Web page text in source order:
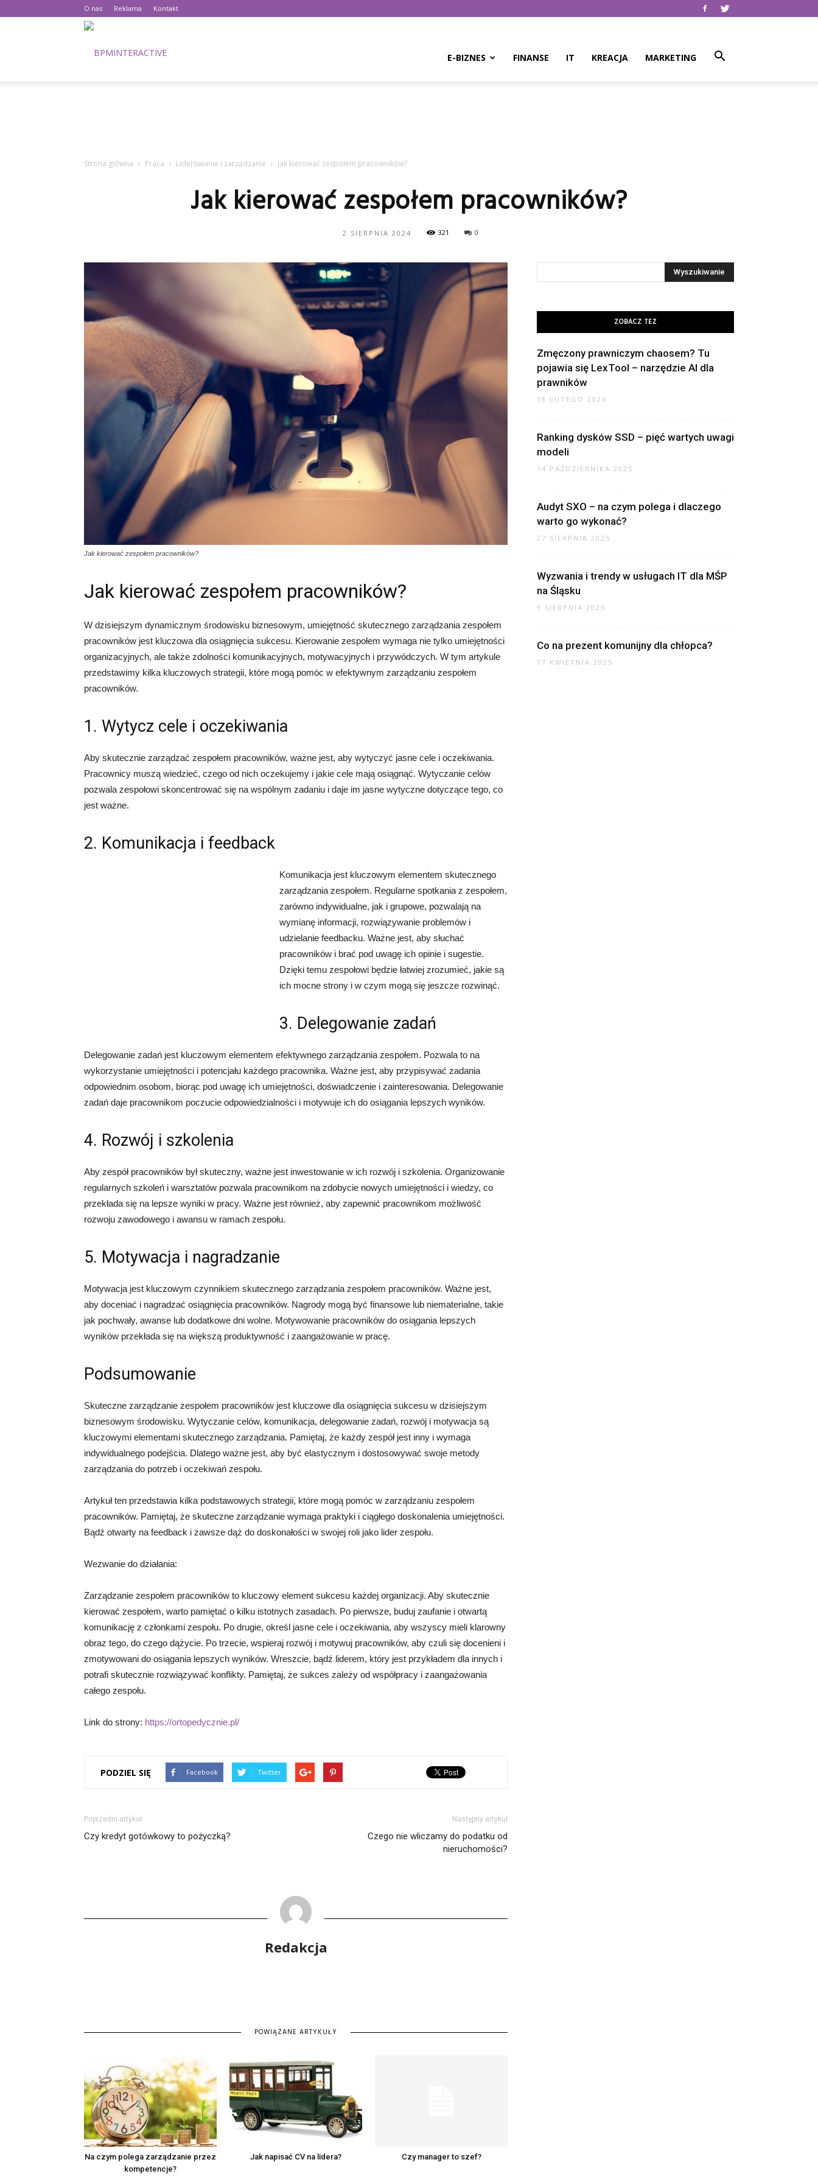
O nas Reklama Kontakt
BPMinteractive.pl
E-BIZNES FINANSE IT KREACJA MARKETING
Strona główna Praca Liderowanie i zarządzanie Jak kierować zespołem pracowników?
Jak kierować zespołem pracowników?
2 SIERPNIA 2024 321 0
Jak kierować zespołem pracowników?
Jak kierować zespołem pracowników?
W dzisiejszym dynamicznym środowisku biznesowym, umiejętność skutecznego zarządzania zespołem
pracowników jest kluczowa dla osiągnięcia sukcesu. Kierowanie zespołem wymaga nie tylko umiejętności
organizacyjnych, ale także zdolności komunikacyjnych, motywacyjnych i przywódczych. W tym artykule
przedstawimy kilka kluczowych strategii, które mogą pomóc w efektywnym zarządzaniu zespołem
pracowników.
1. Wytycz cele i oczekiwania
Aby skutecznie zarządzać zespołem pracowników, ważne jest, aby wytyczyć jasne cele i oczekiwania.
Pracownicy muszą wiedzieć, czego od nich oczekujemy i jakie cele mają osiągnąć. Wytyczanie celów
pozwala zespołowi skoncentrować się na wspólnym zadaniu i daje im jasne wytyczne dotyczące tego, co
jest ważne.
2. Komunikacja i feedback
Komunikacja jest kluczowym elementem skutecznego
zarządzania zespołem. Regularne spotkania z zespołem,
zarówno indywidualne, jak i grupowe, pozwalają na
wymianę informacji, rozwiązywanie problemów i
udzielanie feedbacku. Ważne jest, aby słuchać
pracowników i brać pod uwagę ich opinie i sugestie.
Dzięki temu zespołowi będzie łatwiej zrozumieć, jakie są
ich mocne strony i w czym mogą się jeszcze rozwinąć.
3. Delegowanie zadań
Delegowanie zadań jest kluczowym elementem efektywnego zarządzania zespołem. Pozwala to na
wykorzystanie umiejętności i potencjału każdego pracownika. Ważne jest, aby przypisywać zadania
odpowiednim osobom, biorąc pod uwagę ich umiejętności, doświadczenie i zainteresowania. Delegowanie
zadań daje pracownikom poczucie odpowiedzialności i motywuje ich do osiągania lepszych wyników.
4. Rozwój i szkolenia
Aby zespół pracowników był skuteczny, ważne jest inwestowanie w ich rozwój i szkolenia. Organizowanie
regularnych szkoleń i warsztatów pozwala pracownikom na zdobycie nowych umiejętności i wiedzy, co
przekłada się na lepsze wyniki w pracy. Ważne jest również, aby zapewnić pracownikom możliwość
rozwoju zawodowego i awansu w ramach zespołu.
5. Motywacja i nagradzanie
Motywacja jest kluczowym czynnikiem skutecznego zarządzania zespołem pracowników. Ważne jest,
aby doceniać i nagradzać osiągnięcia pracowników. Nagrody mogą być finansowe lub niematerialne, takie
jak pochwały, awanse lub dodatkowe dni wolne. Motywowanie pracowników do osiągania lepszych
wyników przekłada się na większą produktywność i zaangażowanie w pracę.
Podsumowanie
Skuteczne zarządzanie zespołem pracowników jest kluczowe dla osiągnięcia sukcesu w dzisiejszym
biznesowym środowisku. Wytyczanie celów, komunikacja, delegowanie zadań, rozwój i motywacja są
kluczowymi elementami skutecznego zarządzania. Pamiętaj, że każdy zespół jest inny i wymaga
indywidualnego podejścia. Dlatego ważne jest, aby być elastycznym i dostosowywać swoje metody
zarządzania do potrzeb i oczekiwań zespołu.
Artykuł ten przedstawia kilka podstawowych strategii, które mogą pomóc w zarządzaniu zespołem
pracowników. Pamiętaj, że skuteczne zarządzanie wymaga praktyki i ciągłego doskonalenia umiejętności.
Bądź otwarty na feedback i zawsze dąż do doskonałości w swojej roli jako lider zespołu.
Wezwanie do działania:
Zarządzanie zespołem pracowników to kluczowy element sukcesu każdej organizacji. Aby skutecznie
kierować zespołem, warto pamiętać o kilku istotnych zasadach. Po pierwsze, buduj zaufanie i otwartą
komunikację z członkami zespołu. Po drugie, określ jasne cele i oczekiwania, aby wszyscy mieli klarowny
obraz tego, do czego dążycie. Po trzecie, wspieraj rozwój i motywuj pracowników, aby czuli się docenieni i
zmotywowani do osiągania lepszych wyników. Wreszcie, bądź liderem, który jest przykładem dla innych i
potrafi skutecznie rozwiązywać konflikty. Pamiętaj, że sukces zależy od współpracy i zaangażowania
całego zespołu.
Link do strony: https://ortopedycznie.pl/
PODZIEL SIĘ Facebook Twitter
Poprzedni artykuł
Czy kredyt gotówkowy to pożyczką?
Następny artykuł
Czego nie wliczamy do podatku od
nieruchomości?
Redakcja
POWIĄZANE ARTYKUŁY
Na czym polega zarządzanie przez
kompetencje?
Jak napisać CV na lidera? Czy manager to szef?
ZOBACZ TEŻ
Zmęczony prawniczym chaosem? Tu
pojawia się LexTool – narzędzie AI dla
prawników
18 LUTEGO 2026
Ranking dysków SSD – pięć wartych uwagi
modeli
14 PAŹDZIERNIKA 2025
Audyt SXO – na czym polega i dlaczego
warto go wykonać?
27 SIERPNIA 2025
Wyzwania i trendy w usługach IT dla MŚP
na Śląsku
9 SIERPNIA 2025
Co na prezent komunijny dla chłopca?
17 KWIETNIA 2025